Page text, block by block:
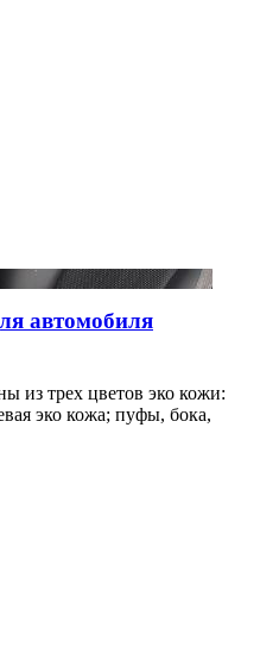
автомобиля
из трех цветов эко кожи:
эко кожа; пуфы, бока,